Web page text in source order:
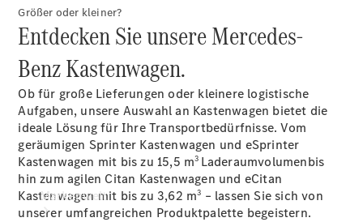
Rückrufe und
Kundendienstmaßen
Markenwelt
Größer oder kleiner?
Entdecken Sie unsere Mercedes-
Benz Kastenwagen.
Ob für große Lieferungen oder kleinere logistische
Aufgaben, unsere Auswahl an Kastenwagen bietet die
ideale Lösung für Ihre Transportbedürfnisse. Vom
geräumigen Sprinter Kastenwagen und eSprinter
Kastenwagen mit bis zu 15,5 m3 Laderaumvolumenbis
hin zum agilen Citan Kastenwagen und eCitan
Kastenwagen mit bis zu 3,62 m3 – lassen Sie sich von
unserer umfangreichen Produktpalette begeistern.